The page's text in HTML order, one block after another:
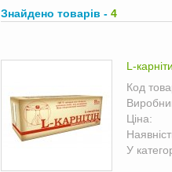
Знайдено товарів - 4
L-
Код
Ціна:
У